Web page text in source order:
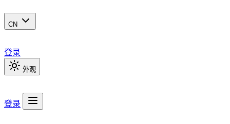
CN
登录
外观
登录